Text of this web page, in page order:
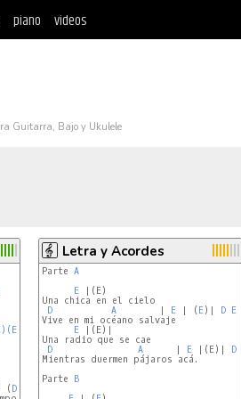
piano videos
Guitarra, Bajo y Ukulele
( D/E)(E)
Letra y Acordes
Parte A
E |(E)
Una chica en el cielo
D
A
        |
E | ( E)| D E
Vive en mi océano salvaje
E |(E)|
Una radio que se cae
D
A
      |
E |(E)| D
Mientras duermen pájaros acá.
Parte B